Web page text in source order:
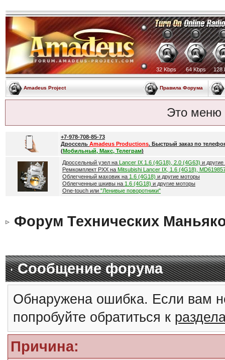
32 Kbps 64 Kbps 128
Amadeus Project Правила Форума
Это меню
+7-978-708-85-73
Дроссель Amadeus Productions. Быстрый заказ по
(Мобильный, Макс, Телеграм)
Дроссельный узел на Lancer IX 1.6 (4G18), 2.0 (4G63) и
Ремкомплект РХХ на Mitsubishi Lancer IX, 1.6 (4G18),
Облегченный маховик на 1.6 (4G18) и другие моторы
Облегченные шкивы на 1.6 (4G18) и другие моторы
One-touch или "Ленивые поворотники"
Форум Технических
Сообщение форума
Обнаружена ошибка. Если вам
попробуйте обратиться к
Причина: